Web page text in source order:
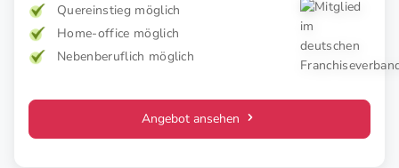
Quereinstieg möglich
Home-office möglich
Nebenberuflich möglich
Angebot ansehen